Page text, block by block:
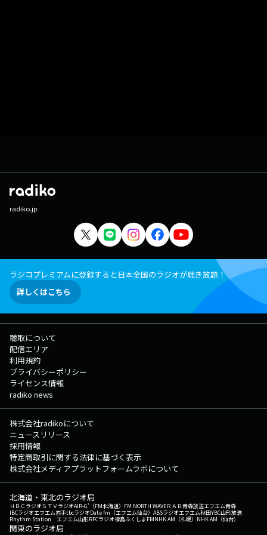
radiko.jp
ラジコプレミアムに登録すると日本全国のラジオが聴き放題！
詳しくはこちら
聴取について
配信エリア
利用規約
プライバシーポリシー
ライセンス情報
radiko news
株式会社radikoについて
ニュースリリース
採用情報
特定商取引に関する法律に基づく表示
株式会社メディアプラットフォームラボについて
北海道・東北のラジオ局
ＨＢＣラジオＳＴＶラジオAIR-G'（FM北海道） FM NORTH WAVEＲＡＢ青森放送エフエム青森
IBCラジオエフエム岩手tbcラジオDate fm（エフエム仙台） ABSラジオエフエム秋田YBC山形放送
Rhythm Station エフエム山形RFCラジオ福島ふくしまFMNHK AM（札幌） NHK AM（仙台）
関東のラジオ局